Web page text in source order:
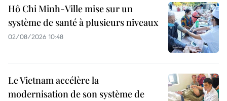
Hô Chi Minh-Ville mise sur un
système de santé à plusieurs niveaux
02/08/2026 10:48
Le Vietnam accélère la
modernisation de son système de